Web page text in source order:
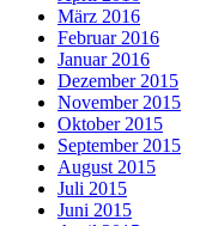
März 2016
Februar 2016
Januar 2016
Dezember 2015
November 2015
Oktober 2015
September 2015
August 2015
Juli 2015
Juni 2015